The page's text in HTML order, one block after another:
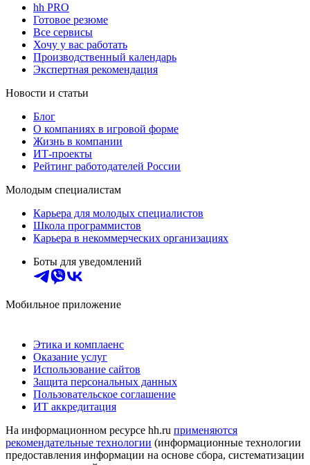
hh PRO
Готовое резюме
Все сервисы
Хочу у вас работать
Производственный календарь
Экспертная рекомендация
Новости и статьи
Блог
О компаниях в игровой форме
Жизнь в компании
ИТ-проекты
Рейтинг работодателей России
Молодым специалистам
Карьера для молодых специалистов
Школа программистов
Карьера в некоммерческих организациях
Боты для уведомлений
Мобильное приложение
Этика и комплаенс
Оказание услуг
Использование сайтов
Защита персональных данных
Пользовательское соглашение
ИТ аккредитация
На информационном ресурсе hh.ru применяются
рекомендательные технологии (информационные технологии
предоставления информации на основе сбора, систематизации